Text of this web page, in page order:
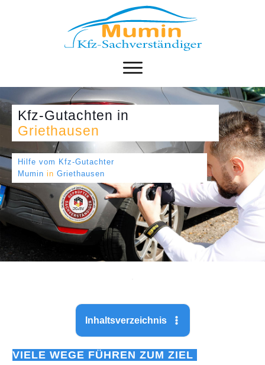
Kfz-Gutachten in
Griethausen
Hilfe vom Kfz-Gutachter
Mumin in Griethausen
Inhaltsverzeichnis
VIELE WEGE FÜHREN ZUM ZIEL